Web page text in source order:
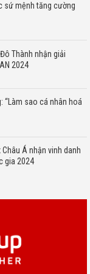
sứ mệnh tăng cường
Thành nhận giải
2024
“Làm sao cá nhân hoá
Á nhận vinh danh
gia 2024